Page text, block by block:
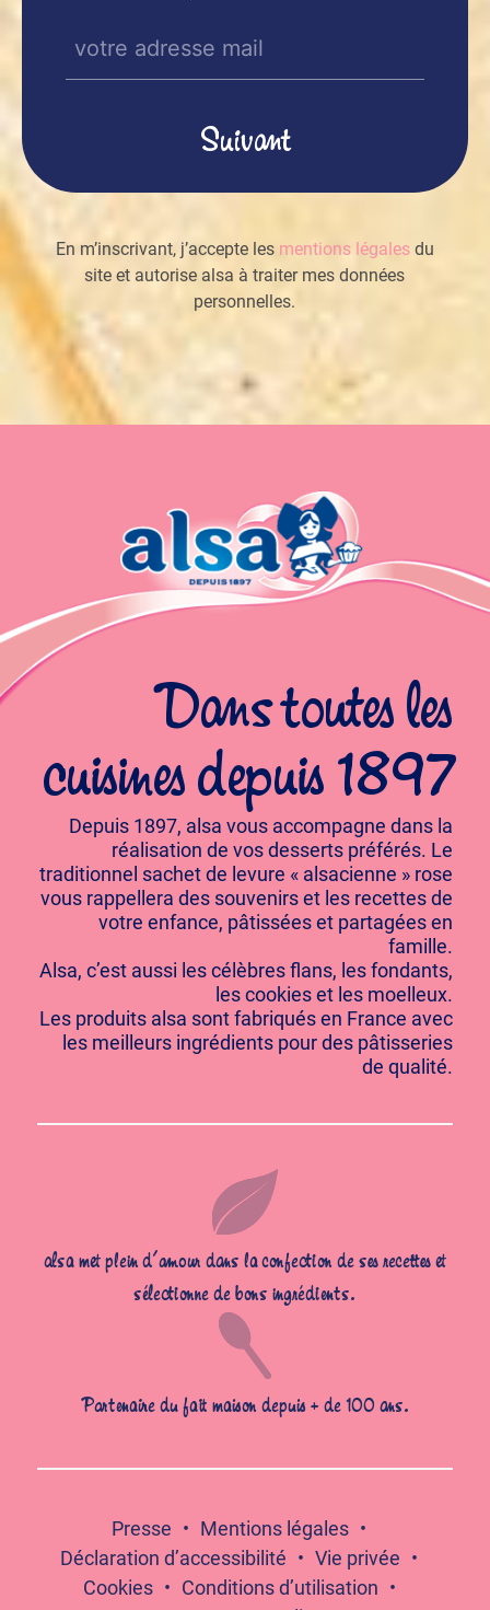
E-
mail
En m’inscrivant, j’accepte les mentions légalesdu
site et autorise alsa à traiter mes données
personnelles.
alsa met plein d’amour dans la confection de ses recettes et
sélectionne de bons ingrédients.
Partenaire du fait maison depuis + de 100 ans.
Dans toutes les
cuisines depuis 1897
Depuis 1897, alsa vous accompagne dans la
réalisation de vos desserts préférés. Le
traditionnel sachet de levure « alsacienne » rose
vous rappellera des souvenirs et les recettes de
votre enfance, pâtissées et partagées en
famille.
Alsa, c’est aussi les célèbres flans, les fondants,
les cookies et les moelleux.
Les produits alsa sont fabriqués en France avec
les meilleurs ingrédients pour des pâtisseries
de qualité.
Presse
Mentions légales
Déclaration d’accessibilité
Vie privée
Cookies
Conditions d’utilisation